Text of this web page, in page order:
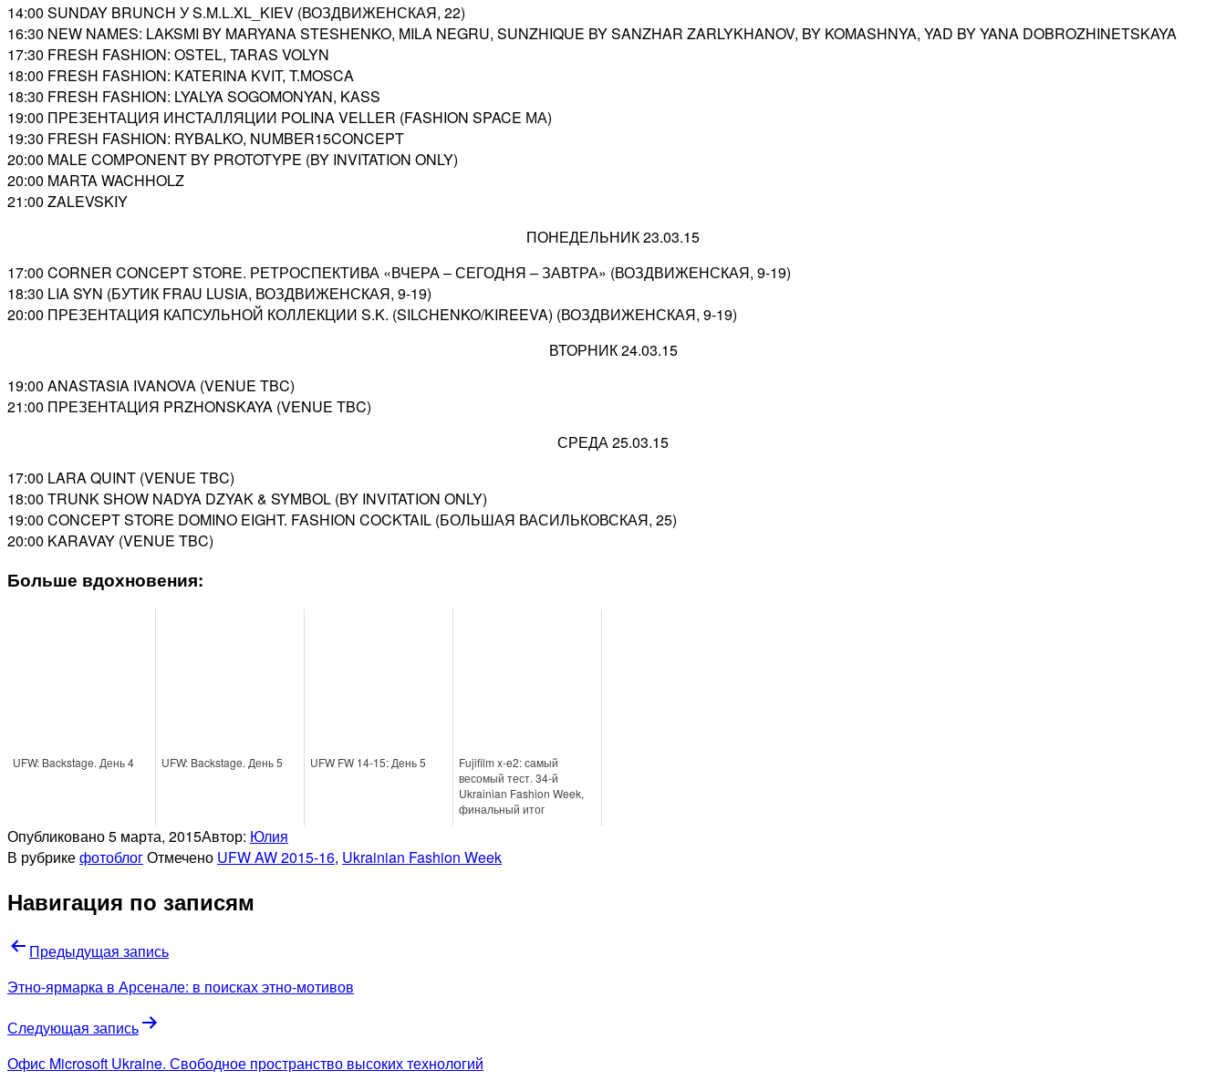
14:00 SUNDAY BRUNCH У S.M.L.XL_KIEV (ВОЗДВИЖЕНСКАЯ, 22)
16:30 NEW NAMES: LAKSMI BY MARYANA STESHENKO, MILA NEGRU, SUNZHIQUE BY SANZHAR ZARLYKHANOV, BY KOMASHNYA, YAD BY YANA DOBROZHINETSKAYA
17:30 FRESH FASHION: OSTEL, TARAS VOLYN
18:00 FRESH FASHION: KATERINA KVIT, T.MOSCA
18:30 FRESH FASHION: LYALYA SOGOMONYAN, KASS
19:00 ПРЕЗЕНТАЦИЯ ИНСТАЛЛЯЦИИ POLINA VELLER (FASHION SPACE МА)
19:30 FRESH FASHION: RYBALKO, NUMBER15CONCEPT
20:00 MALE COMPONENT BY PROTOTYPE (BY INVITATION ONLY)
20:00 MARTA WACHHOLZ
21:00 ZALEVSKIY
ПОНЕДЕЛЬНИК 23.03.15
17:00 CORNER CONCEPT STORE. РЕТРОСПЕКТИВА «ВЧЕРА – СЕГОДНЯ – ЗАВТРА» (ВОЗДВИЖЕНСКАЯ, 9-19)
18:30 LIA SYN (БУТИК FRAU LUSIA, ВОЗДВИЖЕНСКАЯ, 9-19)
20:00 ПРЕЗЕНТАЦИЯ КАПСУЛЬНОЙ КОЛЛЕКЦИИ S.K. (SILCHENKO/KIREEVA) (ВОЗДВИЖЕНСКАЯ, 9-19)
ВТОРНИК 24.03.15
19:00 ANASTASIA IVANOVA (VENUE TBC)
21:00 ПРЕЗЕНТАЦИЯ PRZHONSKAYA (VENUE TBC)
СРЕДА 25.03.15
17:00 LARA QUINT (VENUE TBC)
18:00 TRUNK SHOW NADYA DZYAK & SYMBOL (BY INVITATION ONLY)
19:00 CONCEPT STORE DOMINO EIGHT. FASHION COCKTAIL (БОЛЬШАЯ ВАСИЛЬКОВСКАЯ, 25)
20:00 KARAVAY (VENUE TBC)
Больше вдохновения:
UFW: Backstage. День 4 UFW: Backstage. День 5 UFW FW 14-15: День 5
Fujifilm x-e2: самый
весомый тест. 34-й
Ukrainian Fashion Week,
финальный итог
Опубликовано5 марта, 2015Автор: Юлия
В рубрикефотоблогОтмечено UFW AW 2015-16, Ukrainian Fashion Week
Навигация по записям
Предыдущая запись
Этно-ярмарка в Арсенале: в поисках этно-мотивов
Следующая запись
Офис Microsoft Ukraine. Свободное пространство высоких технологий